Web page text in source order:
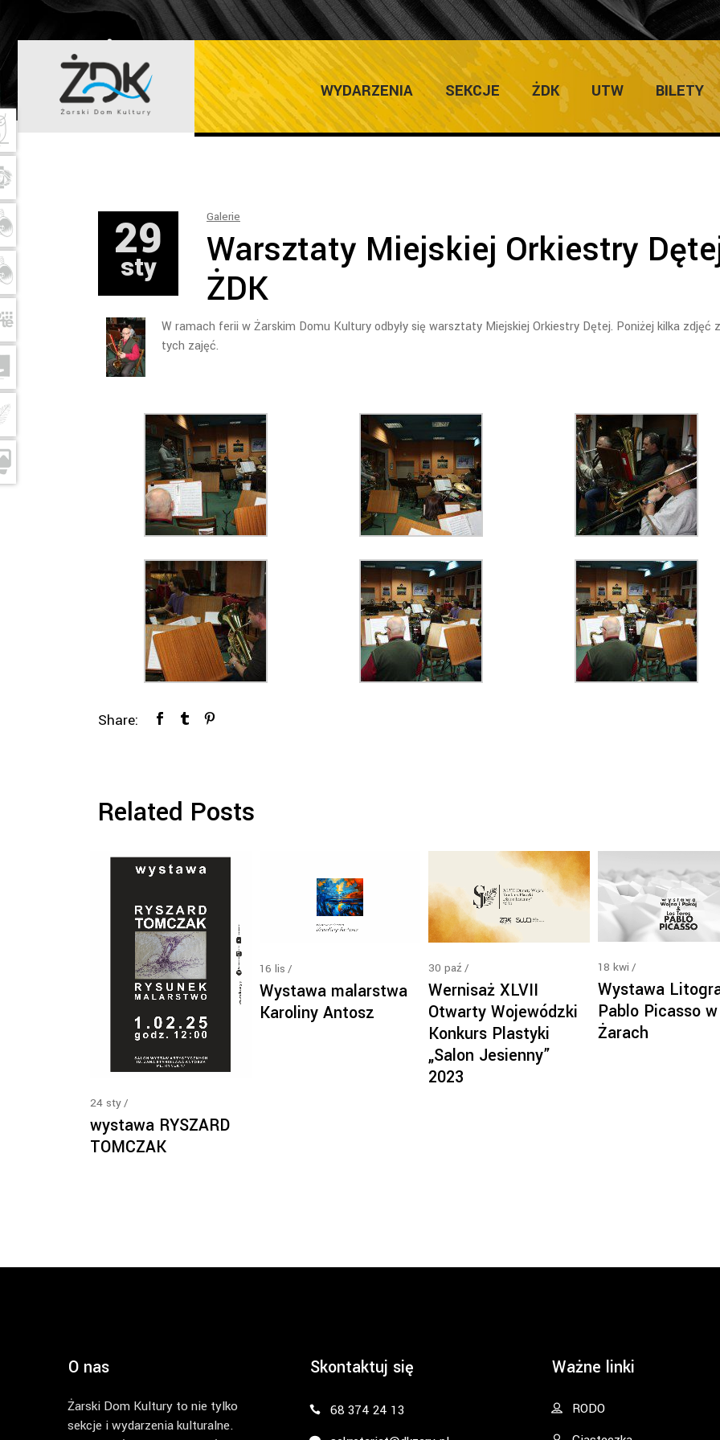
WYDARZENIA SEKCJE ŻDK UTW BILETY
ŻARSKI DOM KULTURY Home/
29
sty
Galerie
Warsztaty Miejskiej Orkiestry
ŻDK
W ramach ferii w Żarskim Domu Kultury odbyły się warsztaty Miejskiej Orkiestry Dętej. Poniżej kilka zdjęć z
tych zajęć.
Share:
Related Posts
24 sty
wystawa RYSZARD
TOMCZAK
16 lis
Wystawa malarstwa
Karoliny Antosz
30 paź
Wernisaż XLVII
Otwarty Wojewódzki
Konkurs Plastyki
„Salon Jesienny”
2023
18 kwi
Wystawa
Pablo Picasso w
Żarach
O nas
Żarski Dom Kultury to nie tylko
sekcje i wydarzenia kulturalne.
Skontaktuj się
68 374 24 13
Ważne linki
RODO